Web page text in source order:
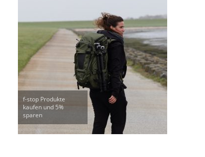
f-stop Produkte
kaufen und 5%
sparen